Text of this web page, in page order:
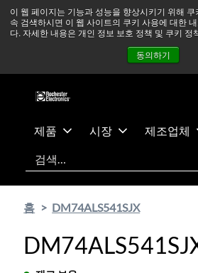
이 웹 페이지는 기능과 성능을 향상시키기 위해
속 검색하시면 이 웹 사이트의 쿠키 사용에 대한
다. 자세한 내용은 개인 정보 보호 정책 및 쿠키 정
동의하기
츠
건
중동 지역 상황을 지속적으로 주시하
정상적으로 운영되고 있습니다.
뉴스
문의하기
제품 시장 제조업체
검색
홈 DM74ALS541SJX